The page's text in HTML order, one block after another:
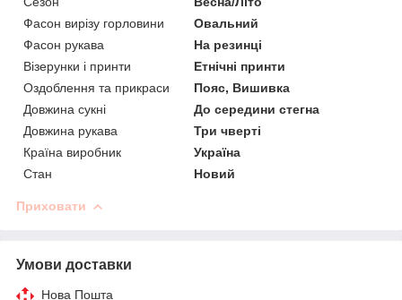
Фасон вирізу горловини
Овальний
Фасон рукава
На резинці
Візерунки і принти
Етнічні принти
Оздоблення та прикраси
Пояс, Вишивка
Довжина сукні
До середини стегна
Довжина рукава
Три чверті
Країна виробник
Україна
Стан
Новий
Приховати
Умови доставки
Нова Пошта